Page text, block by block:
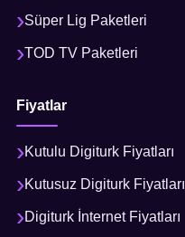
Süper Lig Paketleri
TOD TV Paketleri
Fiyatlar
Kutulu Digiturk Fiyatları
Kutusuz Digiturk Fiyatları
Digiturk İnternet Fiyatları